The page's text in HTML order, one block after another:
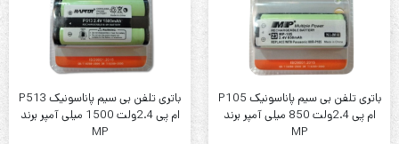
باتری تلفن بی سیم پاناسونیک P105
ام پی 2.4ولت 850 میلی آمپر برند
MP
باتری تلفن بی سیم پاناسونیک P513
ام پی 2.4ولت 1500 میلی آمپر برند
MP